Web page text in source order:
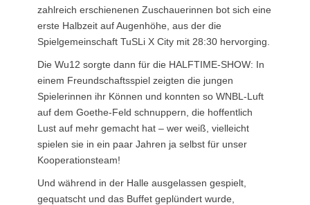
zahlreich erschienenen Zuschauerinnen bot sich eine
erste Halbzeit auf Augenhöhe, aus der die
Spielgemeinschaft TuSLi X City mit 28:30 hervorging.
Die Wu12 sorgte dann für die HALFTIME-SHOW: In
einem Freundschaftsspiel zeigten die jungen
Spielerinnen ihr Können und konnten so WNBL-Luft
auf dem Goethe-Feld schnuppern, die hoffentlich
Lust auf mehr gemacht hat – wer weiß, vielleicht
spielen sie in ein paar Jahren ja selbst für unser
Kooperationsteam!
Und während in der Halle ausgelassen gespielt,
gequatscht und das Buffet geplündert wurde,